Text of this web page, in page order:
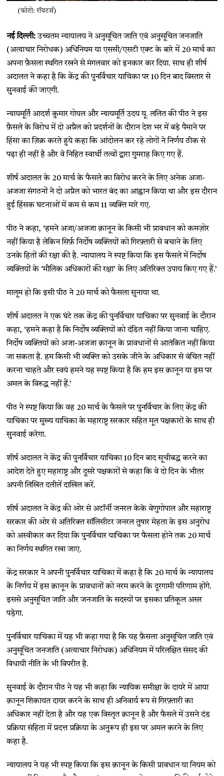
(फोटो: रॉयटर्स)
नई दिल्ली:उच्चतम न्यायालय ने अनुसूचित जाति एवं अनुसूचित जनजाति
(अत्याचार निरोधक) अधिनियम या एससी/एसटी एक्ट के बारे में 20 मार्च का
अपना फ़ैसला स्थगित रखने से मंगलवार को इनकार कर दिया. साथ ही शीर्ष
अदालत ने कहा है कि केंद्र की पुनर्विचार याचिका पर 10 दिन बाद विस्तार से
सुनवाई की जाएगी.
न्यायमूर्ति आदर्श कुमार गोयल और न्यायमूर्ति उदय यू. ललित की पीठ ने इस
फ़ैसले के विरोध में दो अप्रैल को प्रदर्शनों के दौरान देश भर में बड़े पैमाने पर
हिंसा का ज़िक्र करते हुये कहा कि आंदोलन कर रहे लोगों ने निर्णय ठीक से
पढ़ा ही नहीं है और वे निहित स्वार्थी तत्वों द्वारा गुमराह किए गए हैं.
शीर्ष अदालत के 20 मार्च के फैसले का विरोध करने के लिए अनेक अजा-
अजजा संगठनों ने दो अप्रैल को भारत बंद का आह्वान किया था और इस दौरान
हुई हिंसक घटनाओं में कम से कम 11 व्यक्ति मारे गए.
पीठ ने कहा, ‘हमने अजा/अजजा क़ानून के किसी भी प्रावधान को कमज़ोर
नहीं किया है लेकिन सिर्फ़ निर्दोष व्यक्तियों को गिरफ़्तारी से बचाने के लिए
उनके हितों की रक्षा की है. न्यायालय ने स्पष्ट किया कि इस फैसले में निर्दोष
व्यक्तियों के ‘मौलिक अधिकारों की रक्षा’ के लिए अतिरिक्त उपाय किए गए हैं.’
मालूम हो कि इसी पीठ ने 20 मार्च को फैसला सुनाया था.
शीर्ष अदालत ने एक घंटे तक केंद्र की पुनर्विचार याचिका पर सुनवाई के दौरान
कहा, ‘हमने कहा है कि निर्दोष व्यक्तियों को दंडित नहीं किया जाना चाहिए.
निर्दोष व्यक्तियों को अजा-अजजा क़ानून के प्रावधानों से आतंकित नहीं किया
जा सकता है. हम किसी भी व्यक्ति को उसके जीने के अधिकार से वंचित नहीं
करना चाहते और स्वयं हमने यह स्पष्ट किया है कि हम इस क़ानून या इस पर
अमल के विरुद्ध नहीं हैं.’
पीठ ने स्पष्ट किया कि वह 20 मार्च के फैसले पर पुनर्विचार के लिए केंद्र की
याचिका पर मुख्य याचिका के महाराष्ट्र सरकार सहित मूल पक्षकारों के साथ ही
सुनवाई करेगा.
शीर्ष अदालत ने केंद्र की पुनर्विचार याचिका 10 दिन बाद सूचीबद्ध करने का
आदेश देते हुए महाराष्ट्र और दूसरे पक्षकारों से कहा कि वे दो दिन के भीतर
अपनी लिखित दलीलें दाखिल करें.
शीर्ष अदालत ने केंद्र की ओर से अटॉर्नी जनरल केके वेणुगोपाल और महाराष्ट्र
सरकार की ओर से अतिरिक्त सॉलिसीटर जनरल तुषार मेहता के इस अनुरोध
को अस्वीकार कर दिया कि पुनर्विचार याचिका पर फैसला होने तक 20 मार्च
का निर्णय स्थगित रखा जाए.
केंद्र सरकार ने अपनी पुनर्विचार याचिका में कहा है कि 20 मार्च के न्यायालय
के निर्णय में इस क़ानून के प्रावधानों को नरम करने के दूरगामी परिणाम होंगे.
इससे अनुसूचित जाति और जनजाति के सदस्यों पर इसका प्रतिकूल असर
पड़ेगा.
पुनर्विचार याचिका में यह भी कहा गया है कि यह फ़ैसला अनुसूचित जाति एवं
अनुसूचित जनजाति (अत्याचार निरोधक) अधिनियम में परिलक्षित संसद की
विधायी नीति के भी विपरीत है.
सुनवाई के दौरान पीठ ने यह भी कहा कि न्यायिक समीक्षा के दायरे में आया
क़ानून शिकायत दायर करने के साथ ही अनिवार्य रूप से गिरफ़्तारी का
अधिकार नहीं देता है और यह एक विस्तृत क़ानून है और फैसले में उसने दंड
प्रक्रिया संहिता में प्रदत्त प्रक्रिया के अनुरूप ही इस पर अमल करने के लिए
कहा है.
न्यायालय ने यह भी स्पष्ट किया कि इस क़ानून के किसी प्रावधान या नियम को